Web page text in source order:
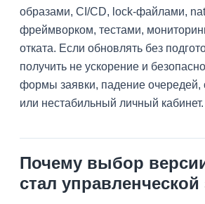
образами, CI/CD, lock-файлами,
фреймворком, тестами,
отката. Если обновлять без
получить не ускорение и
формы заявки, падение очередей,
или нестабильный личный кабинет.
Почему выбор
стал управленческой